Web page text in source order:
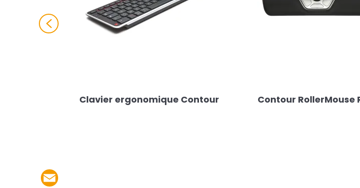
Clavier ergonomique Contour Contour RollerMouse
Previous
Partager le produit par email